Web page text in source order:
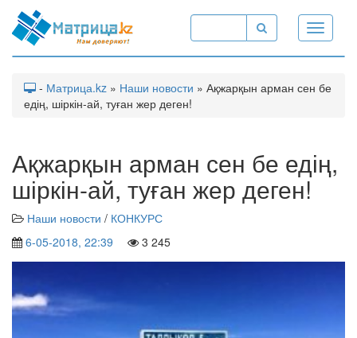
Toggle
- Матрица.kz » Наши новости » Ақжарқын арман сен бе
едің, шіркін-ай, туған жер деген!
Ақжарқын арман сен бе едің,
шіркін-ай, туған жер деген!
Наши новости / КОНКУРС
6-05-2018, 22:39
3 245